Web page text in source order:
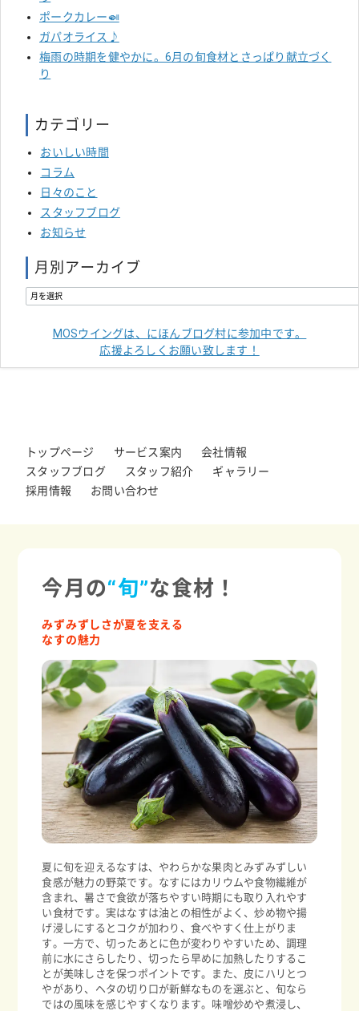
ポークカレー🍛
ガパオライス♪
梅雨の時期を健やかに。6月の旬食材とさっぱり献立づく
り
カテゴリー
おいしい時間
コラム
日々のこと
スタッフブログ
お知らせ
月別アーカイブ
MOSウイングは、にほんブログ村に参加中です。
応援よろしくお願い致します！
トップページ サービス案内
会社情報
スタッフブログ
スタッフ紹介
ギャラリー
採用情報
お問い合わせ
今月の“旬”な食材！
みずみずしさが夏を支える
なすの魅力
夏に旬を迎えるなすは、やわらかな果肉とみずみずしい
食感が魅力の野菜です。なすにはカリウムや食物繊維が
含まれ、暑さで食欲が落ちやすい時期にも取り入れやす
い食材です。実はなすは油との相性がよく、炒め物や揚
げ浸しにするとコクが加わり、食べやすく仕上がりま
す。一方で、切ったあとに色が変わりやすいため、調理
前に水にさらしたり、切ったら早めに加熱したりするこ
とが美味しさを保つポイントです。また、皮にハリとつ
やがあり、ヘタの切り口が新鮮なものを選ぶと、旬なら
ではの風味を感じやすくなります。味噌炒めや煮浸し、